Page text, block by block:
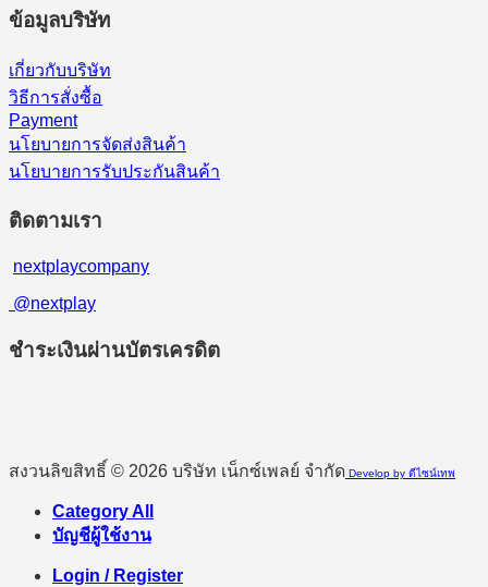
ข้อมูลบริษัท
เกี่ยวกับบริษัท
วิธีการสั่งซื้อ
Payment
นโยบายการจัดส่งสินค้า
นโยบายการรับประกันสินค้า
ติดตามเรา
nextplaycompany
@nextplay
ชำระเงินผ่านบัตรเครดิต
สงวนลิขสิทธิ์ © 2026 บริษัท เน็กซ์เพลย์ จำกัด Develop by ดีไซน์เทพ
Category All
บัญชีผู้ใช้งาน
Login / Register